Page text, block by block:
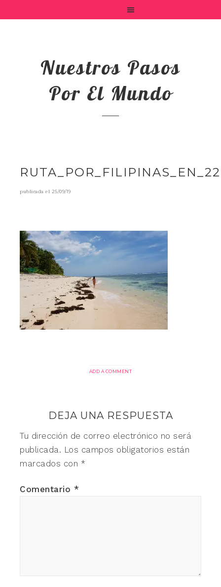
Nuestros Pasos
Por El Mundo
publicada el 25/09/19
ADD A COMMENT
DEJA UNA RESPUESTA
Tu dirección de correo electrónico no será
publicada. Los campos obligatorios están
marcados con *
Comentario *